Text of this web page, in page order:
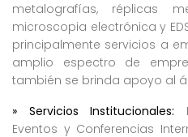
metalografías, réplicas
microscopia electrónica y
principalmente servicios a
amplio espectro de
también se brinda apoyo al
» Servicios Institucionales:
Eventos y Conferencias